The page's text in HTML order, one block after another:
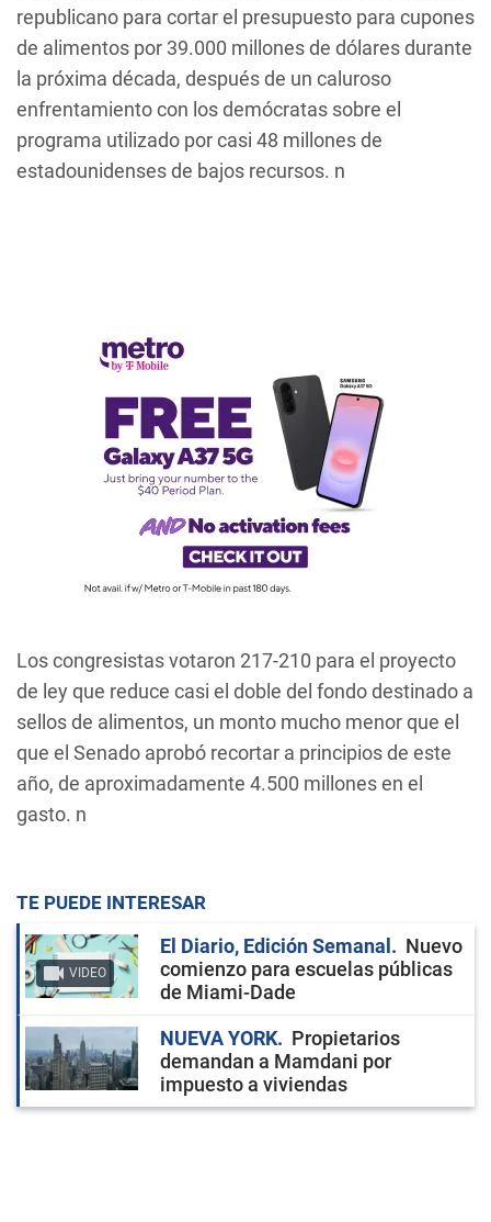
republicano para cortar el presupuesto para cupones
de alimentos por 39.000 millones de dólares durante
la próxima década, después de un caluroso
enfrentamiento con los demócratas sobre el
programa utilizado por casi 48 millones de
estadounidenses de bajos recursos. n
Los congresistas votaron 217-210 para el proyecto
de ley que reduce casi el doble del fondo destinado a
sellos de alimentos, un monto mucho menor que el
que el Senado aprobó recortar a principios de este
año, de aproximadamente 4.500 millones en el
gasto. n
TE PUEDE INTERESAR
VIDEO
El Diario, Edición Semanal
Nuevo
comienzo para escuelas públicas
de Miami-Dade
NUEVA YORK
Propietarios
demandan a Mamdani por
impuesto a viviendas